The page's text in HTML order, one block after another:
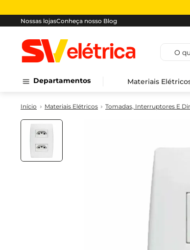
Nossas lojasConheça nosso Blog
O que
Departamentos Materiais
Materiais Elétricos Tomadas, Interruptores E